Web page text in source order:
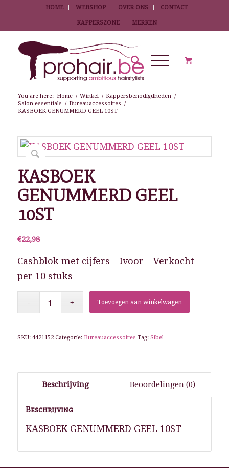
HOME WEBSHOP OVER ONS CONTACT
KAPPERSZONE MERKEN
You are here: Home / Winkel / Kappersbenodigdheden /
Salon essentials / Bureauaccessoires /
KASBOEK GENUMMERD GEEL 10ST
KASBOEK
GENUMMERD GEEL
10ST
€22,98
Cashblok met cijfers – Ivoor – Verkocht
per 10 stuks
Toevoegen aan winkelwagen
SKU: 4421152 Categorie: Bureauaccessoires Tag: Sibel
Beschrijving Beoordelingen (0)
Beschrijving
KASBOEK GENUMMERD GEEL 10ST